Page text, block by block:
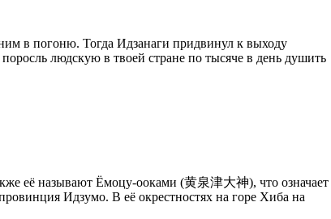
в погоню. Тогда Идзанаги придвинул к выходу
людскую в твоей стране по тысяче в день душить
её называют Ёмоцу-ооками (黄泉津大神), что означает
Идзумо. В её окрестностях на горе Хиба на